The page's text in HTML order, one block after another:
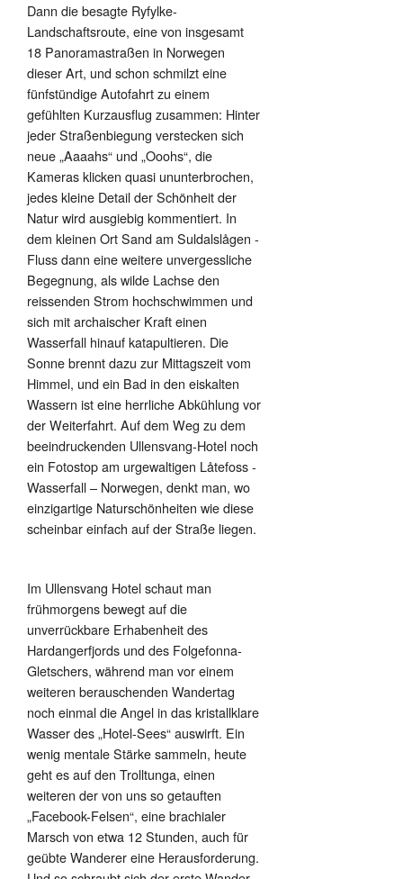
Dann die besagte Ryfylke-
Landschaftsroute, eine von insgesamt
18 Panoramastraßen in Norwegen
dieser Art, und schon schmilzt eine
fünfstündige Autofahrt zu einem
gefühlten Kurzausflug zusammen: Hinter
jeder Straßenbiegung verstecken sich
neue „Aaaahs“ und „Ooohs“, die
Kameras klicken quasi ununterbrochen,
jedes kleine Detail der Schönheit der
Natur wird ausgiebig kommentiert. In
dem kleinen Ort Sand am Suldalslågen -
Fluss dann eine weitere unvergessliche
Begegnung, als wilde Lachse den
reissenden Strom hochschwimmen und
sich mit archaischer Kraft einen
Wasserfall hinauf katapultieren. Die
Sonne brennt dazu zur Mittagszeit vom
Himmel, und ein Bad in den eiskalten
Wassern ist eine herrliche Abkühlung vor
der Weiterfahrt. Auf dem Weg zu dem
beeindruckenden Ullensvang-Hotel noch
ein Fotostop am urgewaltigen Låtefoss -
Wasserfall – Norwegen, denkt man, wo
einzigartige Naturschönheiten wie diese
scheinbar einfach auf der Straße liegen.
Im Ullensvang Hotel schaut man
frühmorgens bewegt auf die
unverrückbare Erhabenheit des
Hardangerfjords und des Folgefonna-
Gletschers, während man vor einem
weiteren berauschenden Wandertag
noch einmal die Angel in das kristallklare
Wasser des „Hotel-Sees“ auswirft. Ein
wenig mentale Stärke sammeln, heute
geht es auf den Trolltunga, einen
weiteren der von uns so getauften
„Facebook-Felsen“, eine brachialer
Marsch von etwa 12 Stunden, auch für
geübte Wanderer eine Herausforderung.